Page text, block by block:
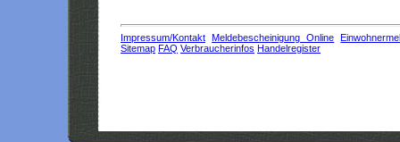
Impressum/Kontakt Meldebescheinigung Online
Sitemap FAQ Verbraucherinfos Handelregister